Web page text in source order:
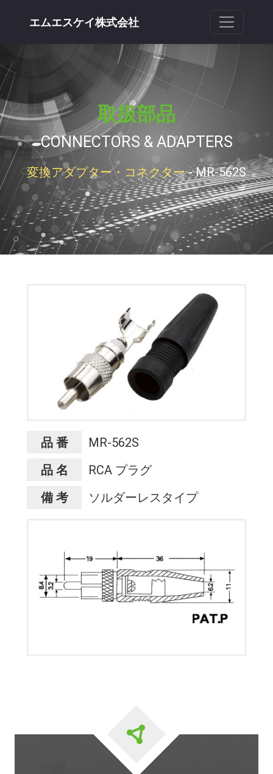
エムエスケイ株式会社
取扱部品
CONNECTORS & ADAPTERS
変換アダプター・コネクター- MR-562S
品 番
MR-562S
品 名
RCA プラグ
備 考
ソルダーレスタイプ